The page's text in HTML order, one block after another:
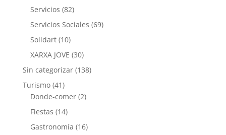
Servicios (82)
Servicios Sociales (69)
Solidart(10)
XARXA JOVE (30)
Sin categorizar(138)
Turismo(41)
Donde-comer(2)
Fiestas (14)
Gastronomía (16)